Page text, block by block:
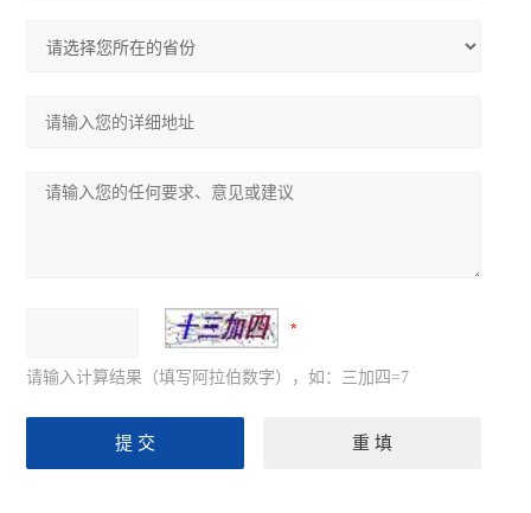
一氧化碳检测仪
酒精检测仪
请输入计算结果（填写阿拉伯数字），如：三加四=7